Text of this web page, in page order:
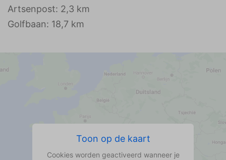
Artsenpost: 2,3 km
Golfbaan: 18,7 km
Toon op de kaart
Cookies worden geactiveerd wanneer je